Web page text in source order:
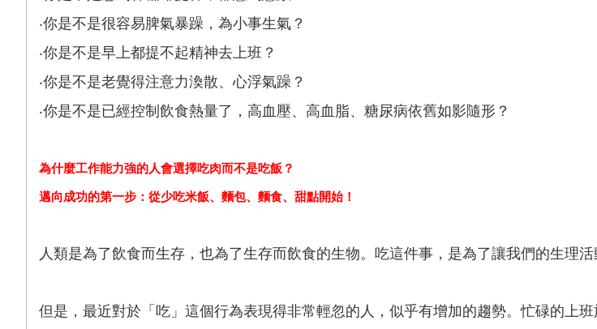
‧你是不是很容易脾氣暴躁，為小事生氣？
‧你是不是早上都提不起精神去上班？
‧你是不是老覺得注意力渙散、心浮氣躁？
‧你是不是已經控制飲食熱量了，高血壓、高血脂、糖尿病依舊如影隨形？
為什麼工作能力強的人會選擇吃肉而不是吃飯？
邁向成功的第一步：從少吃米飯、麵包、麵食、甜點開始！
人類是為了飲食而生存，也為了生存而飲食的生物。吃這件事，是為了讓我們的生理活
但是，最近對於「吃」這個行為表現得非常輕忽的人，似乎有增加的趨勢。忙碌的上